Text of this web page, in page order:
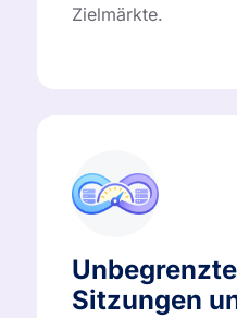
Zielmärkte.
Sitzungen